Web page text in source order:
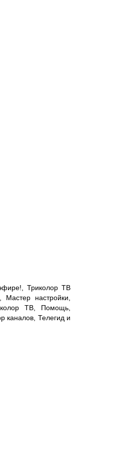
Триколор ТВ
настройки,
ТВ, Помощь,
каналов, Телегид и